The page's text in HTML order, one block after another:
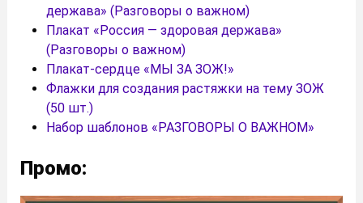
держава» (Разговоры о важном)
Плакат «Россия — здоровая держава»
(Разговоры о важном)
Плакат-сердце «МЫ ЗА ЗОЖ!»
Флажки для создания растяжки на тему ЗОЖ
(50 шт.)
Набор шаблонов «РАЗГОВОРЫ О ВАЖНОМ»
Промо: